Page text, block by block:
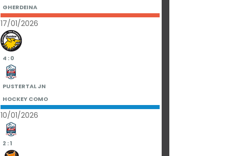
GHERDEINA
17/01/2026
4 : 0
PUSTERTAL JN
HOCKEY COMO
10/01/2026
2 : 1